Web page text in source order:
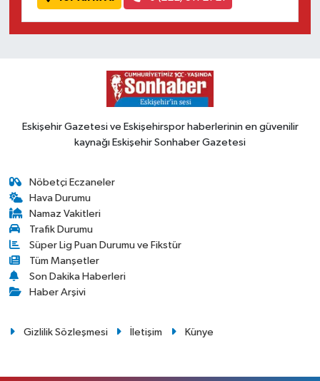
Eskişehir Gazetesi ve Eskişehirspor haberlerinin en güvenilir
kaynağı Eskişehir Sonhaber Gazetesi
Nöbetçi Eczaneler
Hava Durumu
Namaz Vakitleri
Trafik Durumu
Süper Lig Puan Durumu ve Fikstür
Tüm Manşetler
Son Dakika Haberleri
Haber Arşivi
Gizlilik Sözleşmesi İletişim Künye